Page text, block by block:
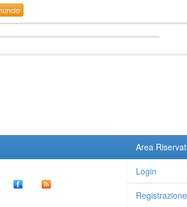
Area
Login
Registrazione